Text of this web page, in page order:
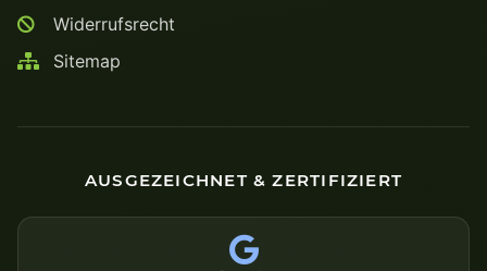
Widerrufsrecht
Sitemap
AUSGEZEICHNET & ZERTIFIZIERT